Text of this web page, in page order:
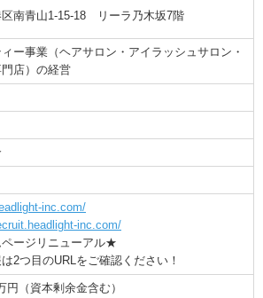
区南青山1-15-18 リーラ乃木坂7階
ー事業（ヘアサロン・アイラッシュサロン・
店）の経営
inc.com/
inc.com/
ージリニューアル★
2つ目のURLをご確認ください！
円（資本剰余金含む）